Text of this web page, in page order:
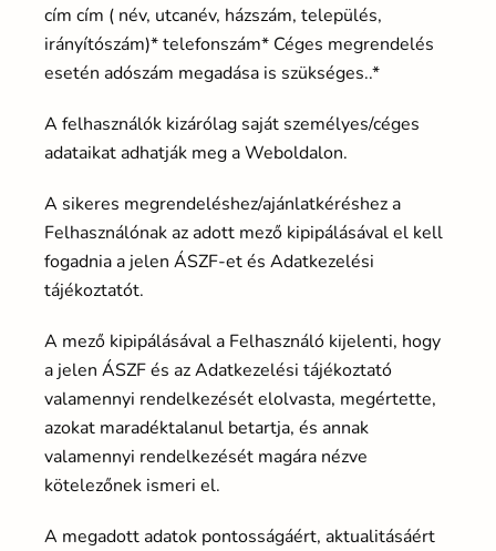
cím cím ( név, utcanév, házszám, település,
irányítószám)* telefonszám* Céges megrendelés
esetén adószám megadása is szükséges..*
A felhasználók kizárólag saját személyes/céges
adataikat adhatják meg a Weboldalon.
A sikeres megrendeléshez/ajánlatkéréshez a
Felhasználónak az adott mező kipipálásával el kell
fogadnia a jelen ÁSZF-et és Adatkezelési
tájékoztatót.
A mező kipipálásával a Felhasználó kijelenti, hogy
a jelen ÁSZF és az Adatkezelési tájékoztató
valamennyi rendelkezését elolvasta, megértette,
azokat maradéktalanul betartja, és annak
valamennyi rendelkezését magára nézve
kötelezőnek ismeri el.
A megadott adatok pontosságáért, aktualitásáért